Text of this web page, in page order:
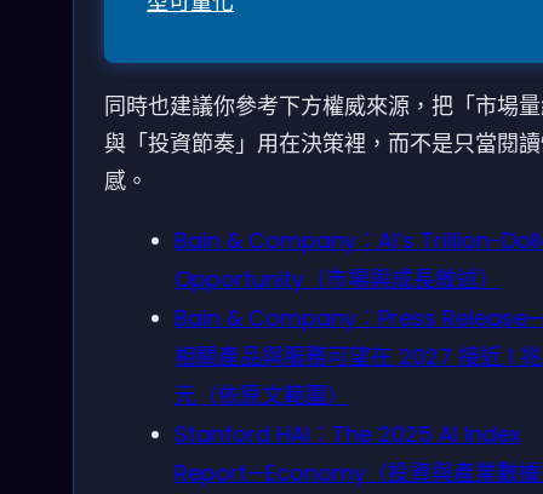
同時也建議你參考下方權威來源，把「市場
與「投資節奏」用在決策裡，而不是只當閱
感。
Bain & Company：AI’s Trillion-
Opportunity（市場與成長敘述）
Bain & Company：Press
相關產品與服務可望在 2027 接近 1
元（依原文範圍）
Stanford HAI：The 2025 AI Index
Report—Economy（投資與產業數